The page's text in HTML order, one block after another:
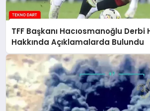
TFF Başkanı Hacıosmanoğlu Derbi
Hakkında Açıklamalarda Bulundu